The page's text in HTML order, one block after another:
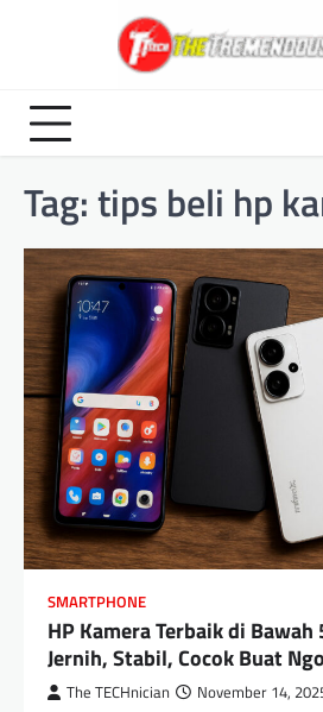
Tag:tips beli hp
SMARTPHONE
HP Kamera Terbaik di Bawah
Jernih, Stabil, Cocok Buat
The TECHnician November 14,